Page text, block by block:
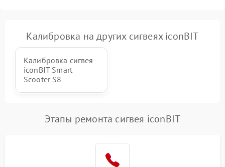
Калибровка на других сигвеях iconBIT
Калибровка сигвея
iconBIT Smart
Scooter S8
Этапы ремонта сигвея iconBIT